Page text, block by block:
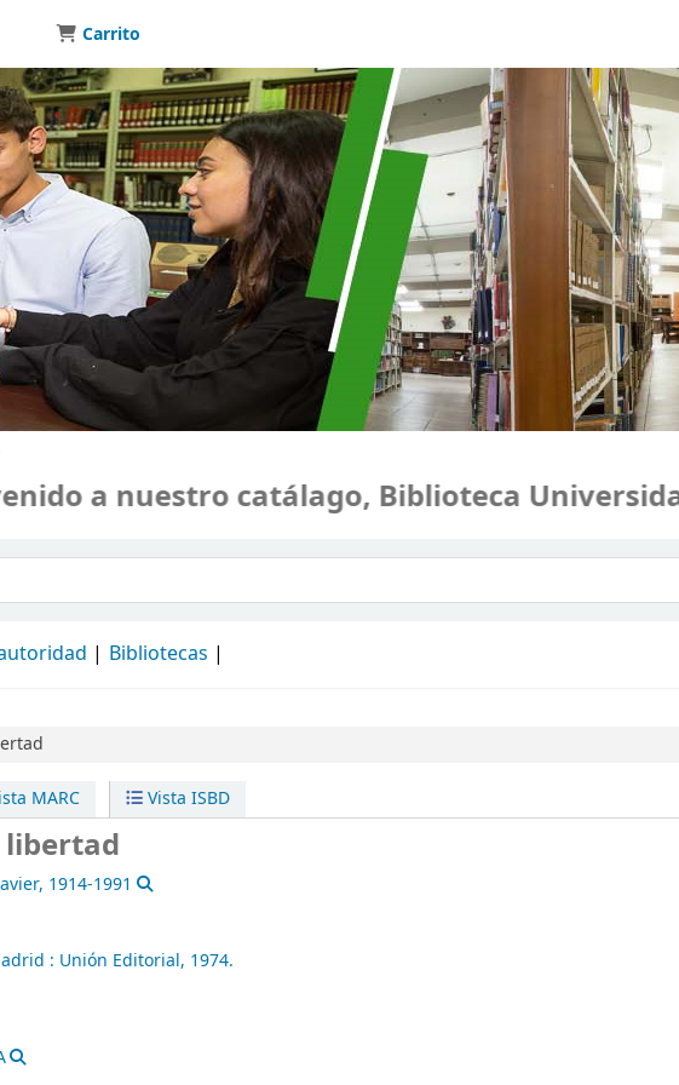
Carrito
a nuestro catálago, Biblioteca
el catálogo
Bibliotecas
MARC Vista ISBD
libertad
, 1914-1991
: Unión Editorial, 1974.